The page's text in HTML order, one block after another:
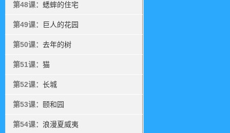
第48课： 蟋蟀的住宅
第49课： 巨人的花园
第50课： 去年的树
第51课： 猫
第52课： 长城
第53课： 颐和园
第54课： 浪漫夏威夷